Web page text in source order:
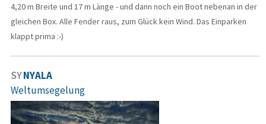
4,20 m Breite und 17 m Länge - und dann noch ein Boot nebenan in der
gleichen Box. Alle Fender raus, zum Glück kein Wind. Das Einparken
klappt prima :-)
SYNYALA
Weltumsegelung